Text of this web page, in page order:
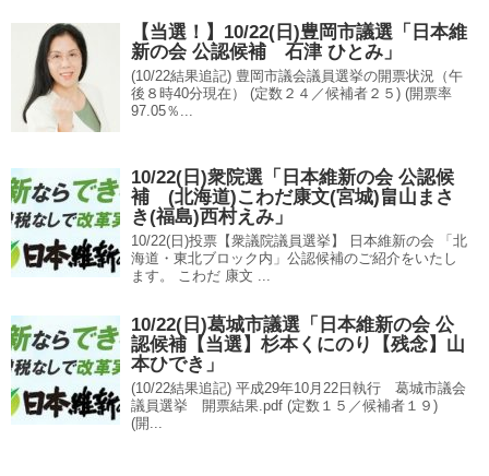
【当選！】10/22(日)豊岡市議選「日本維
新の会 公認候補 石津 ひとみ」
(10/22結果追記) 豊岡市議会議員選挙の開票状況（午
後８時40分現在） (定数２４／候補者２５) (開票率
97.05％...
10/22(日)衆院選「日本維新の会 公認候
補 (北海道)こわだ康文(宮城)畠山まさ
き(福島)西村えみ」
10/22(日)投票【衆議院議員選挙】 日本維新の会 「北
海道・東北ブロック内」公認候補のご紹介をいたし
ます。 こわだ 康文 ...
10/22(日)葛城市議選「日本維新の会 公
認候補【当選】杉本くにのり【残念】山
本ひでき」
(10/22結果追記) 平成29年10月22日執行 葛城市議会
議員選挙 開票結果.pdf (定数１５／候補者１９)
(開...